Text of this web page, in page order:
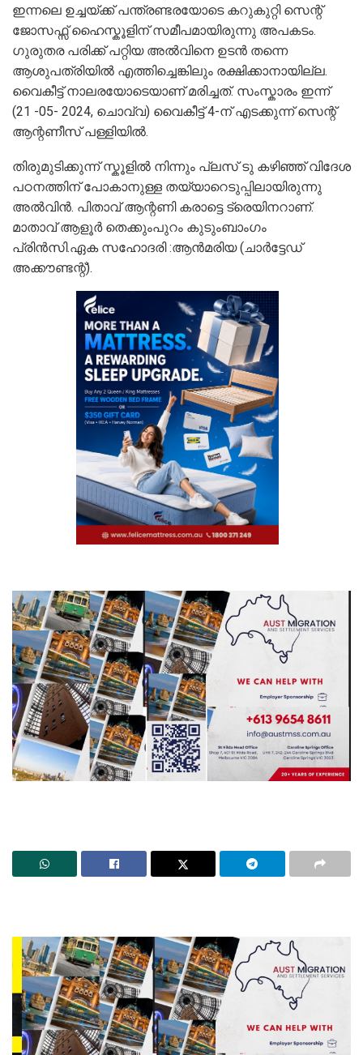
ഇന്നലെ ഉച്ചയ്ക്ക് പന്ത്രണ്ടരയോടെ കറുകുറ്റി സെന്റ്
ജോസഫ്സ് ഹൈസ്കൂളിന് സമീപമായിരുന്നു അപകടം.
ഗുരുതര പരിക്ക് പറ്റിയ അൽവിനെ ഉടൻ തന്നെ
ആശുപത്രിയിൽ എത്തിച്ചെങ്കിലും രക്ഷിക്കാനായില്ല.
വൈകീട്ട് നാലരയോടെയാണ് മരിച്ചത്. സംസ്കാരം ഇന്ന്
(21 -05- 2024, ചൊവ്വ) വൈകീട്ട് 4-ന് എടക്കുന്ന് സെന്റ്
ആന്റണീസ് പള്ളിയിൽ.
തിരുമുടിക്കുന്ന് സ്കൂളിൽ നിന്നും പ്ലസ് ടു കഴിഞ്ഞ് വിദേശ
പഠനത്തിന് പോകാനുള്ള തയ്യാറെടുപ്പിലായിരുന്നു
അൽവിൻ. പിതാവ് ആന്റണി കരാട്ടെ ട്രെയിനറാണ്.
മാതാവ് ആളൂർ തെക്കുംപുറം കുടുംബാംഗം
പ്രിൻസി.ഏക സഹോദരി :ആൻമരിയ (ചാർട്ടേഡ്
അക്കൗണ്ടന്റ്).